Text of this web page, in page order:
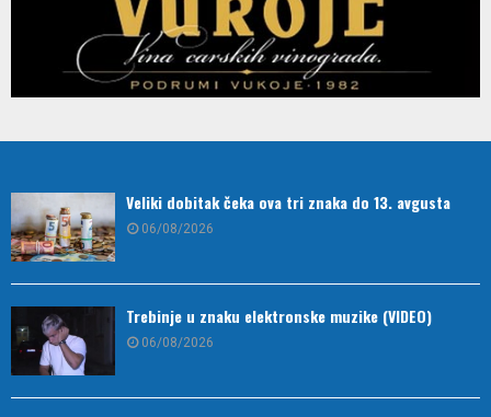
Veliki dobitak čeka ova tri znaka do 13. avgusta
06/08/2026
Trebinje u znaku elektronske muzike (VIDEO)
06/08/2026